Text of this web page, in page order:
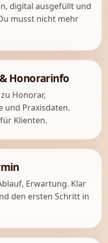
digital ausgefüllt und
musst nicht mehr
Honorarinfo
Honorar,
und Praxisdaten.
Klienten.
Erwartung. Klar
den ersten Schritt in